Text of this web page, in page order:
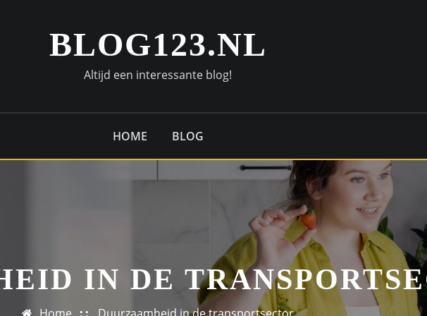
BLOG123.NL
Altijd een interessante blog!
HOME BLOG
IN DE